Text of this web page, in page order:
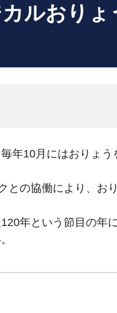
ルおりょ
年10月にはおりょ
との協働により、お
年という節目の年